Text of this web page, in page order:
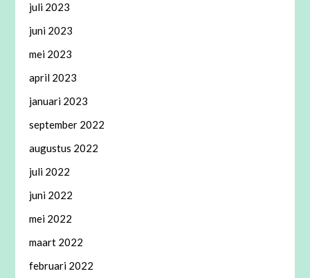
juli 2023
juni 2023
mei 2023
april 2023
januari 2023
september 2022
augustus 2022
juli 2022
juni 2022
mei 2022
maart 2022
februari 2022